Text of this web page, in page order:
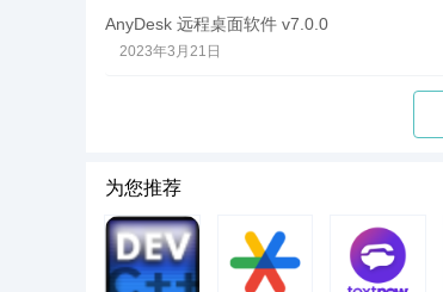
AnyDesk 远程桌面软件 v7.0.0
2023年3月21日
为您推荐